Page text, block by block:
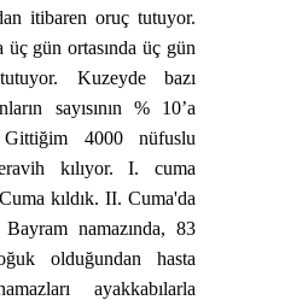
itibaren oruç tutuyor.
üç gün ortasında üç gün
Kuzeyde bazı
sayısının % 10’a
Gittiğim 4000 nüfuslu
kılıyor. I. cuma
kıldık. II. Cuma'da
namazında, 83
olduğundan hasta
ayakkabılarla